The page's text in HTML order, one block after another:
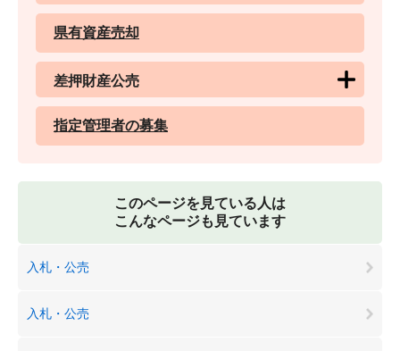
県有資産売却
差押財産公売
指定管理者の募集
このページを見ている人は
こんなページも見ています
入札・公売
入札・公売